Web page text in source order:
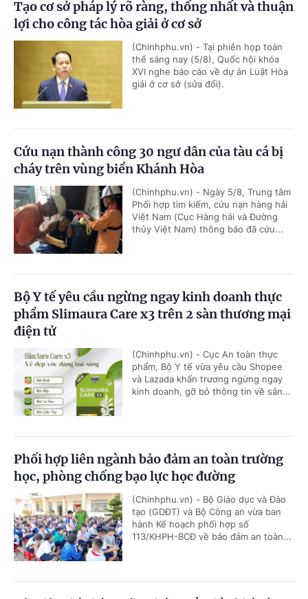
Tạo cơ sở pháp lý rõ ràng, thống nhất và thuận
lợi cho công tác hòa giải ở cơ sở
(Chinhphu.vn) - Tại phiên họp toàn
thể sáng nay (5/8), Quốc hội khóa
XVI nghe báo cáo về dự án Luật Hòa
giải ở cơ sở (sửa đổi).
Cứu nạn thành công 30 ngư dân của tàu cá bị
cháy trên vùng biển Khánh Hòa
(Chinhphu.vn) - Ngày 5/8, Trung tâm
Phối hợp tìm kiếm, cứu nạn hàng hải
Việt Nam (Cục Hàng hải và Đường
thủy Việt Nam) thông báo đã cứu...
Bộ Y tế yêu cầu ngừng ngay kinh doanh thực
phẩm Slimaura Care x3 trên 2 sàn thương mại
điện tử
(Chinhphu.vn) - Cục An toàn thực
phẩm, Bộ Y tế vừa yêu cầu Shopee
và Lazada khẩn trương ngừng ngay
kinh doanh, gỡ bỏ thông tin về sản...
Phối hợp liên ngành bảo đảm an toàn trường
học, phòng chống bạo lực học đường
(Chinhphu.vn) - Bộ Giáo dục và Đào
tạo (GDĐT) và Bộ Công an vừa ban
hành Kế hoạch phối hợp số
113/KHPH-BCĐ về bảo đảm an toàn...